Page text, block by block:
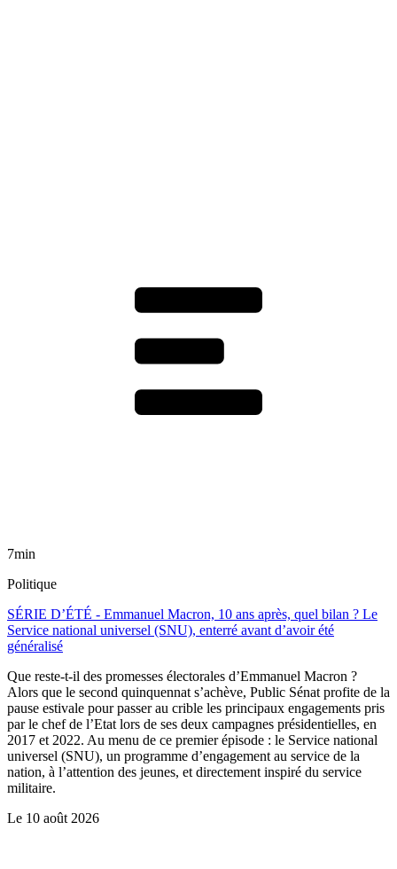
7min
Politique
SÉRIE D’ÉTÉ - Emmanuel Macron, 10 ans après, quel bilan ? Le
Service national universel (SNU), enterré avant d’avoir été
généralisé
Que reste-t-il des promesses électorales d’Emmanuel Macron ?
Alors que le second quinquennat s’achève, Public Sénat profite de la
pause estivale pour passer au crible les principaux engagements pris
par le chef de l’Etat lors de ses deux campagnes présidentielles, en
2017 et 2022. Au menu de ce premier épisode : le Service national
universel (SNU), un programme d’engagement au service de la
nation, à l’attention des jeunes, et directement inspiré du service
militaire.
Le 10 août 2026